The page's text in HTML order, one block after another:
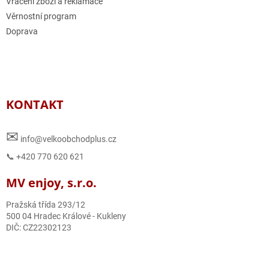
Věrnostní program
Doprava
KONTAKT
✉ info@velkoobchodplus.cz
📞 +420 770 620 621
MV enjoy, s.r.o.
Pražská třída 293/12
500 04 Hradec Králové - Kukleny
DIČ: CZ22302123